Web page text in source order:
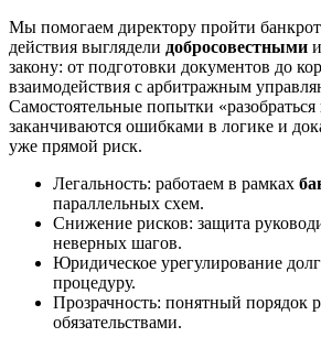
Мы помогаем директору пройти
действия выглядели добросовестными
закону: от подготовки документов до
взаимодействия с арбитражным
Самостоятельные попытки «разобраться
заканчиваются ошибками в логике и
уже прямой риск.
Легальность: работаем в рамках
параллельных схем.
Снижение рисков: защита
неверных шагов.
Юридическое урегулирование
процедуру.
Прозрачность: понятный порядок
обязательствами.